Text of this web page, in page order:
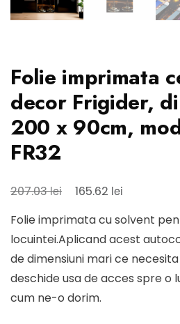
Folie imprimata
decor Frigider,
200 x 90cm,
FR32
207.03lei
Prețul
a
fost:
207.03 lei.
165.62 lei
este:
165.62 lei.
Folie imprimata cu solvent
locuintei.Aplicand acest
de dimensiuni mari ce
deschide usa de acces spre o
cum ne-o dorim.